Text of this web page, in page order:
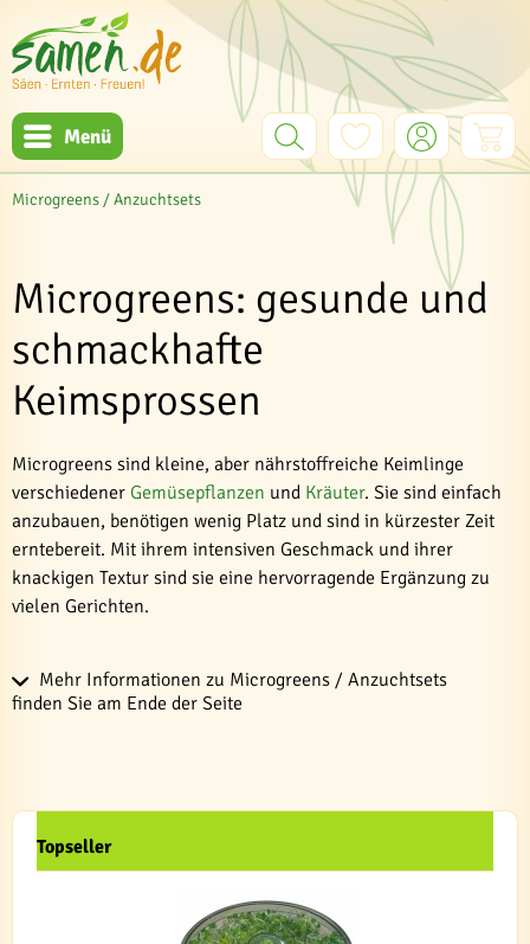
Menü
Microgreens / Anzuchtsets
Microgreens: gesunde und
schmackhafte
Keimsprossen
Microgreens sind kleine, aber nährstoffreiche Keimlinge
verschiedener Gemüsepflanzen und Kräuter. Sie sind einfach
anzubauen, benötigen wenig Platz und sind in kürzester Zeit
erntebereit. Mit ihrem intensiven Geschmack und ihrer
knackigen Textur sind sie eine hervorragende Ergänzung zu
vielen Gerichten.
Mehr Informationen zu Microgreens / Anzuchtsets
finden Sie am Ende der Seite
Topseller